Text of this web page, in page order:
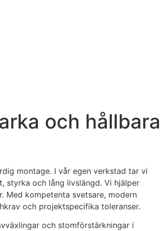
och hållbara
montage. I vår egen verkstad tar vi
styrka och lång livslängd. Vi hjälper
Med kompetenta svetsare, modern
och projektspecifika toleranser.
och stomförstärkningar i